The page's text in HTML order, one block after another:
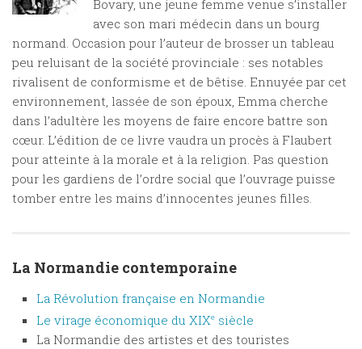
Bovary, une jeune femme venue s’installer
avec son mari médecin dans un bourg
normand. Occasion pour l’auteur de brosser un tableau
peu reluisant de la société provinciale : ses notables
rivalisent de conformisme et de bêtise. Ennuyée par cet
environnement, lassée de son époux, Emma cherche
dans l’adultère les moyens de faire encore battre son
cœur. L’édition de ce livre vaudra un procès à Flaubert
pour atteinte à la morale et à la religion. Pas question
pour les gardiens de l’ordre social que l’ouvrage puisse
tomber entre les mains d’innocentes jeunes filles.
La Normandie contemporaine
La Révolution française en Normandie
Le virage économique du XIXe siècle
La Normandie des artistes et des touristes